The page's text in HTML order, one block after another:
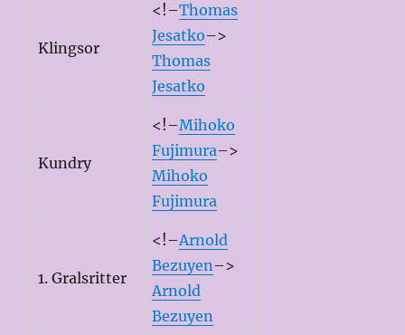
Klingsor
<!–Thomas
Jesatko–>
Thomas
Jesatko
Kundry
<!–Mihoko
Fujimura–>
Mihoko
Fujimura
1. Gralsritter
<!–Arnold
Bezuyen–>
Arnold
Bezuyen